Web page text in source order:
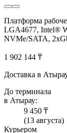
Платформа
LGA4677, Intel®
NVMe/SATA,
1 902 144 ₸
Доставка в
До терминала
в Атырау:
9 450 ₸
(13 августа)
Курьером